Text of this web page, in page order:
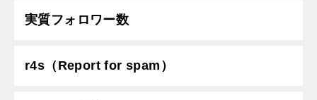
実質フォロワー数
r4s（Report for spam）